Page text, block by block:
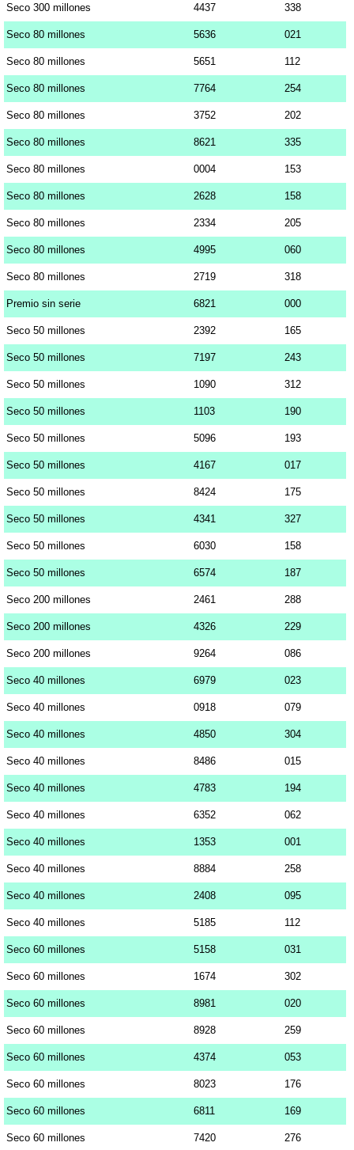
Seco 300 millones 4437 338
Seco 80 millones 5636 021
Seco 80 millones 5651 112
Seco 80 millones 7764 254
Seco 80 millones 3752 202
Seco 80 millones 8621 335
Seco 80 millones 0004 153
Seco 80 millones 2628 158
Seco 80 millones 2334 205
Seco 80 millones 4995 060
Seco 80 millones 2719 318
Premio sin serie 6821 000
Seco 50 millones 2392 165
Seco 50 millones 7197 243
Seco 50 millones 1090 312
Seco 50 millones 1103 190
Seco 50 millones 5096 193
Seco 50 millones 4167 017
Seco 50 millones 8424 175
Seco 50 millones 4341 327
Seco 50 millones 6030 158
Seco 50 millones 6574 187
Seco 200 millones 2461 288
Seco 200 millones 4326 229
Seco 200 millones 9264 086
Seco 40 millones 6979 023
Seco 40 millones 0918 079
Seco 40 millones 4850 304
Seco 40 millones 8486 015
Seco 40 millones 4783 194
Seco 40 millones 6352 062
Seco 40 millones 1353 001
Seco 40 millones 8884 258
Seco 40 millones 2408 095
Seco 40 millones 5185 112
Seco 60 millones 5158 031
Seco 60 millones 1674 302
Seco 60 millones 8981 020
Seco 60 millones 8928 259
Seco 60 millones 4374 053
Seco 60 millones 8023 176
Seco 60 millones 6811 169
Seco 60 millones 7420 276